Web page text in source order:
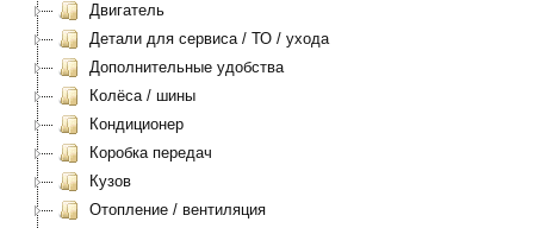
Двигатель
Детали для сервиса / ТО / ухода
Дополнительные удобства
Колёса / шины
Кондиционер
Коробка передач
Кузов
Отопление / вентиляция